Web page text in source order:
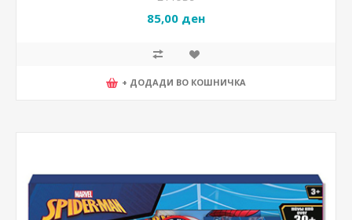
85,00 ден
+ ДОДАДИ ВО КОШНИЧКА